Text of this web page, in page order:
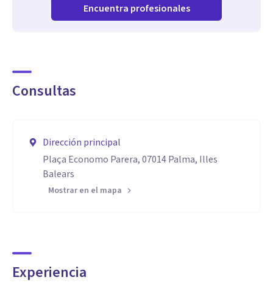
Encuentra profesionales
Consultas
Dirección principal
Plaça Economo Parera, 07014 Palma, Illes
Balears
Mostrar en el mapa
Experiencia